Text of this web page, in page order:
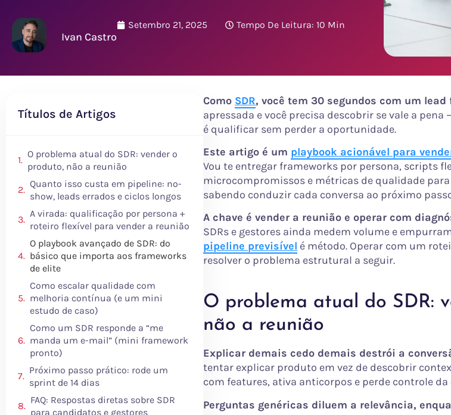
Setembro 21, 2025 Tempo De Leitura: 10 Min
Ivan Castro
Títulos de Artigos
O problema atual do SDR: vender o
produto, não a reunião
Quanto isso custa em pipeline: no-
show, leads errados e ciclos longos
A virada: qualificação por persona +
roteiro flexível para vender a reunião
O playbook avançado de SDR: do
básico que importa aos frameworks
de elite
Como escalar qualidade com
melhoria contínua (e um mini
estudo de caso)
Como um SDR responde a “me
manda um e-mail” (mini framework
pronto)
Próximo passo prático: rode um
sprint de 14 dias
FAQ: Respostas diretas sobre SDR
para candidatos e gestores
Como SDR, você tem 30 segundos com um
apressada e você precisa descobrir se vale a pena
é qualificar sem perder a oportunidade.
Este artigo é um playbook acionável para
Vou te entregar frameworks por persona, scripts
microcompromissos e métricas de qualidade para
sabendo conduzir cada conversa ao próximo
A chave é vender a reunião e operar com
SDRs e gestores ainda medem volume e
pipeline previsível é método. Operar com um
resolver o problema estrutural a seguir.
O problema atual do SDR:
não a reunião
Explicar demais cedo demais destrói a
tentar explicar produto em vez de descobrir
com features, ativa anticorpos e perde controle da
Perguntas genéricas diluem a relevância,